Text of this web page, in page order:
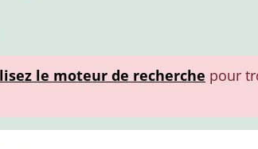
le moteur de recherche pour